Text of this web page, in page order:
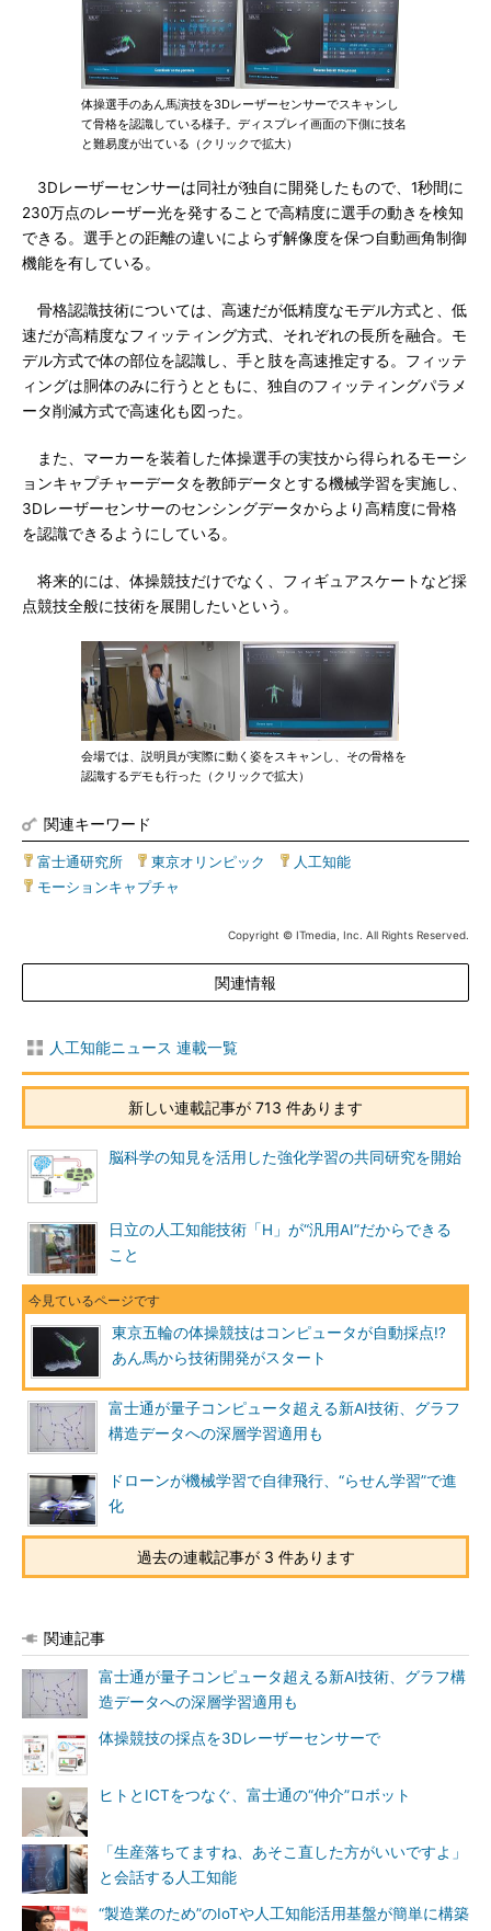
体操選手のあん馬演技を3Dレーザーセンサーでスキャンし
て骨格を認識している様子。ディスプレイ画面の下側に技名
と難易度が出ている（クリックで拡大）
3Dレーザーセンサーは同社が独自に開発したもので、1秒間に
230万点のレーザー光を発することで高精度に選手の動きを検知
できる。選手との距離の違いによらず解像度を保つ自動画角制御
機能を有している。
骨格認識技術については、高速だが低精度なモデル方式と、低
速だが高精度なフィッティング方式、それぞれの長所を融合。モ
デル方式で体の部位を認識し、手と肢を高速推定する。フィッテ
ィングは胴体のみに行うとともに、独自のフィッティングパラメ
ータ削減方式で高速化も図った。
また、マーカーを装着した体操選手の実技から得られるモーシ
ョンキャプチャーデータを教師データとする機械学習を実施し、
3Dレーザーセンサーのセンシングデータからより高精度に骨格
を認識できるようにしている。
将来的には、体操競技だけでなく、フィギュアスケートなど採
点競技全般に技術を展開したいという。
会場では、説明員が実際に動く姿をスキャンし、その骨格を
認識するデモも行った（クリックで拡大）
関連キーワード
富士通研究所 東京オリンピック 人工知能
モーションキャプチャ
Copyright © ITmedia, Inc. All Rights Reserved.
関連情報
人工知能ニュース 連載一覧
新しい連載記事が 713 件あります
脳科学の知見を活用した強化学習の共同研究を開始
日立の人工知能技術「H」が“汎用AI”だからできる
こと
東京五輪の体操競技はコンピュータが自動採点!?
あん馬から技術開発がスタート
富士通が量子コンピュータ超える新AI技術、グラフ
構造データへの深層学習適用も
ドローンが機械学習で自律飛行、“らせん学習”で進
化
過去の連載記事が 3 件あります
関連記事
富士通が量子コンピュータ超える新AI技術、グラフ構
造データへの深層学習適用も
体操競技の採点を3Dレーザーセンサーで
ヒトとICTをつなぐ、富士通の“仲介”ロボット
「生産落ちてますね、あそこ直した方がいいですよ」
と会話する人工知能
“製造業のため”のIoTや人工知能活用基盤が簡単に構築